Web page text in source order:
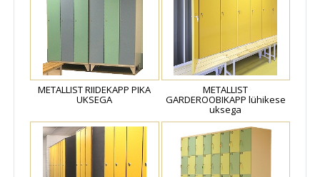
METALLIST RIIDEKAPP PIKA
UKSEGA
METALLIST
GARDEROOBIKAPP lühikese
uksega